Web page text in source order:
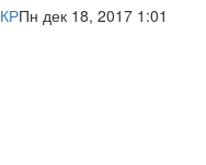
Пн дек 18, 2017 1:01